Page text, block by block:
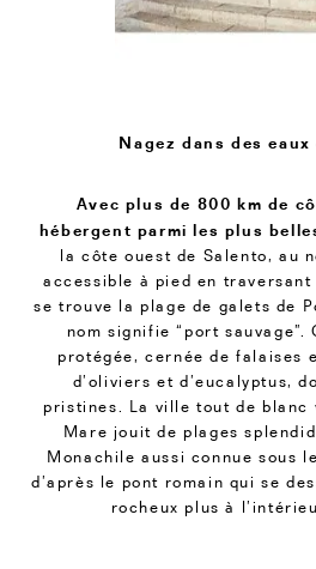
Nagez dans des
Avec plus de 800 km de
hébergent parmi les plus
la côte ouest de Salento, au
accessible à pied en
se trouve la plage de galets de
nom signifie “port sauvage”.
protégée, cernée de falaises
d’oliviers et d’eucalyptus,
pristines. La ville tout de blanc
Mare jouit de plages
Monachile aussi connue sous
d’après le pont romain qui se
rocheux plus à